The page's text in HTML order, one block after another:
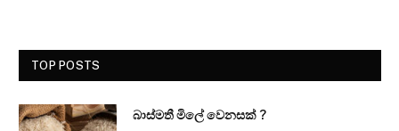
TOP POSTS
බාස්මතී මිලේ වෙනසක් ?